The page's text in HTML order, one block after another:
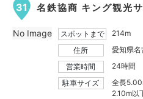
31 名鉄協商 キング観光
スポットまで
214m
住所
愛知県
営業時間
24時間
駐車サイズ
全長
2.10m以
No Image